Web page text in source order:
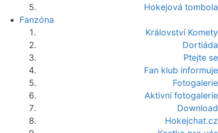
Hokejová tombola
Fanzóna
Království Komety
Dortiáda
Ptejte se
Fan klub informuje
Fotogalerie
Aktivní fotogalerie
Download
Hokejchat.cz